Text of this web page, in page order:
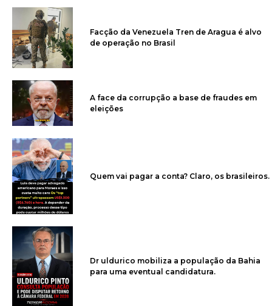
Facção da Venezuela Tren de Aragua é alvo
de operação no Brasil
A face da corrupção a base de fraudes em
eleições
Quem vai pagar a conta? Claro, os brasileiros.
Dr uldurico mobiliza a população da Bahia
para uma eventual candidatura.